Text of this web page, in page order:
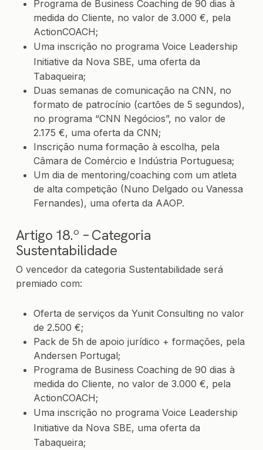
Programa de Business Coaching de 90 dias à
medida do Cliente, no valor de 3.000 €, pela
ActionCOACH;
Uma inscrição no programaVoice Leadership
Initiative da Nova SBE, uma oferta da
Tabaqueira;
Duas semanas de comunicação na CNN, no
formato de patrocínio (cartões de 5 segundos),
no programa “CNN Negócios”, no valor de
2.175 €, uma oferta da CNN;
Inscrição numa formação à escolha, pela
Câmara de Comércio e Indústria Portuguesa;
Um dia de mentoring/coaching com um atleta
de alta competição (Nuno Delgado ou Vanessa
Fernandes), uma oferta da AAOP.
Artigo 18.º – Categoria
Sustentabilidade
O vencedor da categoria Sustentabilidade será
premiado com:
Oferta de serviços da Yunit Consulting no valor
de 2.500 €;
Pack de 5h de apoio jurídico + formações, pela
Andersen Portugal;
Programa de Business Coaching de 90 dias à
medida do Cliente, no valor de 3.000 €, pela
ActionCOACH;
Uma inscrição no programaVoice Leadership
Initiative da Nova SBE, uma oferta da
Tabaqueira;